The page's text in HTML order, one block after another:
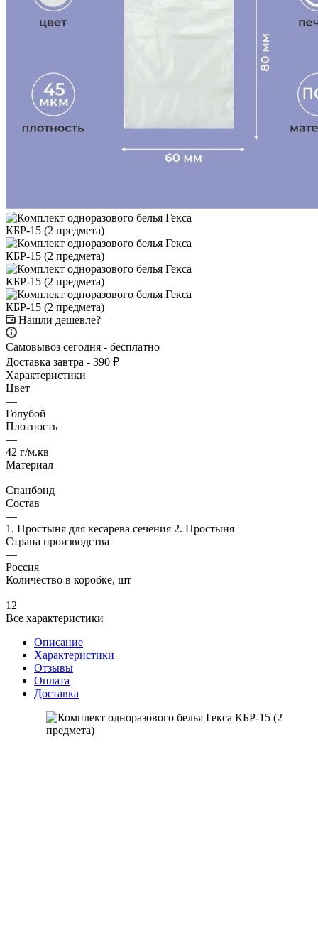
Нашли дешевле?
Самовывоз сегодня - бесплатно
Доставка завтра - 390 ₽
Характеристики
Цвет
—
Голубой
Плотность
—
42 г/м.кв
Материал
—
Спанбонд
Состав
—
1. Простыня для кесарева сечения 2. Простыня
Страна производства
—
Россия
Количество в коробке, шт
—
12
Все характеристики
Описание
Характеристики
Отзывы
Оплата
Доставка